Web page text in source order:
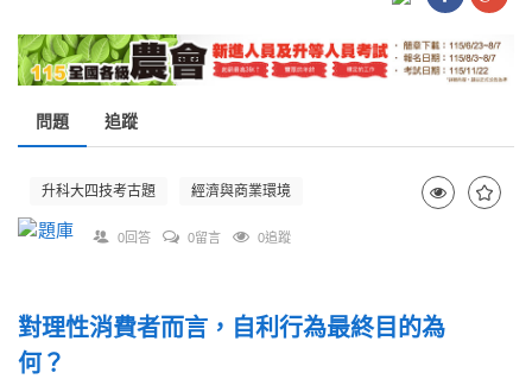
問題 追蹤
升科大四技考古題 經濟與商業環境
0回答 0留言 0追蹤
對理性消費者而言，自利行為最終目的為
何？